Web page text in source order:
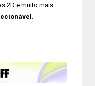
2D e muito mais
.